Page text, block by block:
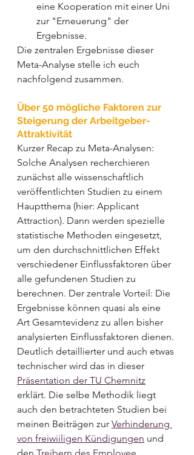
eine Kooperation mit einer Uni
zur "Erneuerung" der
Ergebnisse.
Die zentralen Ergebnisse dieser
Meta-Analyse stelle ich euch
nachfolgend zusammen.
Über 50 mögliche Faktoren zur
Steigerung der Arbeitgeber-
Attraktivität
Kurzer Recap zu Meta-Analysen:
Solche Analysen recherchieren
zunächst alle wissenschaftlich
veröffentlichten Studien zu einem
Hauptthema (hier: Applicant
Attraction). Dann werden spezielle
statistische Methoden eingesetzt,
um den durchschnittlichen Effekt
verschiedener Einflussfaktoren über
alle gefundenen Studien zu
berechnen. Der zentrale Vorteil: Die
Ergebnisse können quasi als eine
Art Gesamtevidenz zu allen bisher
analysierten Einflussfaktoren dienen.
Deutlich detaillierter und auch etwas
technischer wird das in dieser
Präsentation der TU Chemnitz
erklärt. Die selbe Methodik liegt
auch den betrachteten Studien bei
meinen Beiträgen zur Verhinderung
von freiwiiligen Kündigungen und